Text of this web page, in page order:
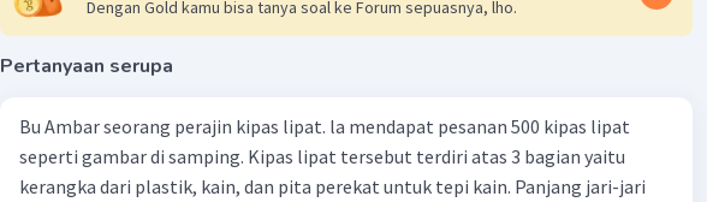
Iklan
Salsabila M
Gaya kuasa yang harus diberikan pada sistem pengungkit dan
keuntungan mekanis yang diperoleh adalah:
Dengan Gold kamu bisa tanya soal ke Forum sepuasnya, lho.
Pertanyaan serupa
Bu Ambar seorang perajin kipas lipat. la mendapat pesanan 500 kipas lipat
seperti gambar di samping. Kipas lipat tersebut terdiri atas 3 bagian yaitu
kerangka dari plastik, kain, dan pita perekat untuk tepi kain. Panjang jari-jari